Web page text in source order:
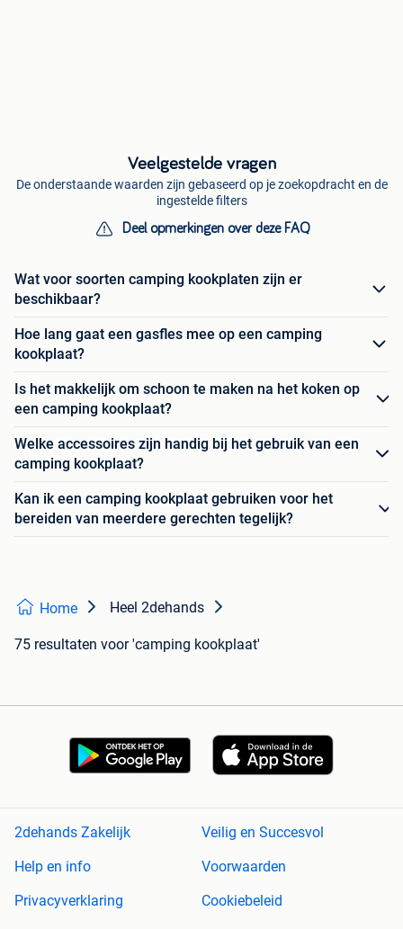
Veelgestelde vragen
De onderstaande waarden zijn gebaseerd op je zoekopdracht en de
ingestelde filters
Deel opmerkingen over deze FAQ
Wat voor soorten camping kookplaten zijn er
beschikbaar?
Hoe lang gaat een gasfles mee op een camping
kookplaat?
Is het makkelijk om schoon te maken na het koken op
een camping kookplaat?
Welke accessoires zijn handig bij het gebruik van een
camping kookplaat?
Kan ik een camping kookplaat gebruiken voor het
bereiden van meerdere gerechten tegelijk?
Home Heel 2dehands
75 resultaten voor 'camping kookplaat'
2dehands Zakelijk
Veilig en Succesvol
Help en info
Voorwaarden
Privacyverklaring
Cookiebeleid